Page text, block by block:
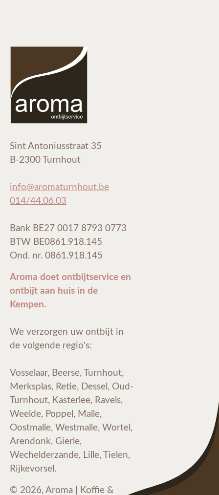
Sint Antoniusstraat 35
B-2300 Turnhout
info@aromaturnhout.be
014/44.06.03
Bank BE27 0017 8793 0773
BTW BE0861.918.145
Ond. nr. 0861.918.145
Aroma doet ontbijtservice en
ontbijt aan huis in de
Kempen.
We verzorgen uw ontbijt in
de volgende regio's:
Vosselaar, Beerse, Turnhout,
Merksplas, Retie, Dessel, Oud-
Turnhout, Kasterlee, Ravels,
Weelde, Poppel, Malle,
Oostmalle, Westmalle, Wortel,
Arendonk, Gierle,
Wechelderzande, Lille, Tielen,
Rijkevorsel.
© 2026, Aroma | Koffie &